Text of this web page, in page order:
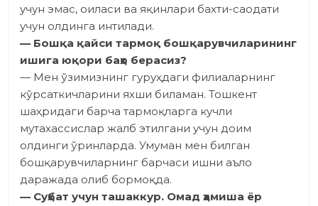
учун эмас, оиласи ва яқинлари бахти-саодати
учун олдинга интилади.
— Бошқа қайси тармоқ бошқарувчиларининг
ишига юқори баҳо берасиз?
— Мен ўзимизнинг гуруҳдаги филиаларнинг
кўрсаткичларини яхши биламан. Тошкент
шаҳридаги барча тармоқларга кучли
мутахассислар жалб этилгани учун доим
олдинги ўринларда. Умуман мен билган
бошқарувчиларнинг барчаси ишни аъло
даражада олиб бормоқда.
— Суҳбат учун ташаккур. Омад ҳамиша ёр